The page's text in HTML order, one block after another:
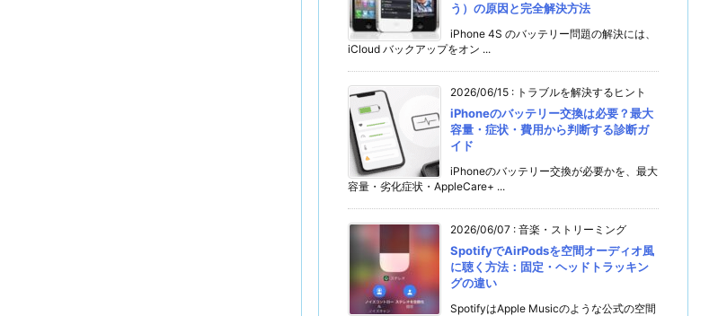
う）の原因と完全解決方法
iPhone 4S のバッテリー問題の解決には、
iCloud バックアップをオン ...
2026/06/15 : トラブルを解決するヒント
iPhoneのバッテリー交換は必要？最大
容量・症状・費用から判断する診断ガ
イド
iPhoneのバッテリー交換が必要かを、最大
容量・劣化症状・AppleCare+ ...
2026/06/07 : 音楽・ストリーミング
SpotifyでAirPodsを空間オーディオ風
に聴く方法：固定・ヘッドトラッキン
グの違い
SpotifyはApple Musicのような公式の空間